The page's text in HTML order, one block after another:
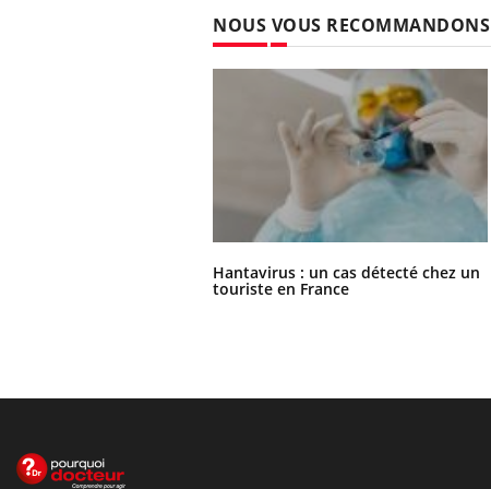
NOUS VOUS RECOMMANDONS
Hantavirus : un cas détecté chez un
touriste en France